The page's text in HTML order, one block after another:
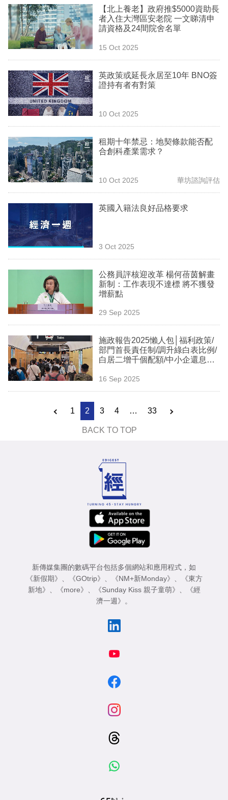
時
事
欄
訂
閱
區
【北上養老】政府推$5000資助長
者入住大灣區安老院 一文睇清申
請資格及24間院舍名單
15 Oct 2025
英政策或延長永居至10年 BNO簽
證持有者有對策
10 Oct 2025
租期十年禁忌：地契條款能否配
合創科產業需求？
10 Oct 2025 華坊諮詢評估
英國入籍法良好品格要求
3 Oct 2025
公務員評核迎改革 楊何蓓茵解畫
新制：工作表現不達標 將不獲發
增薪點
29 Sep 2025
施政報告2025懶人包│福利政策/
部門首長責任制/調升綠白表比例/
白居二增千個配額/中小企還息不
16 Sep 2025
1 2 3 4 … 33
BACK TO TOP
新傳媒集團的數碼平台包括多個網站和應用程式，如
《新假期》 、 《GOtrip》 、 《NM+新Monday》 、
《東方
新地》 、 《more》 、 《Sunday Kiss 親子童萌》 、
《經
濟一週》 。